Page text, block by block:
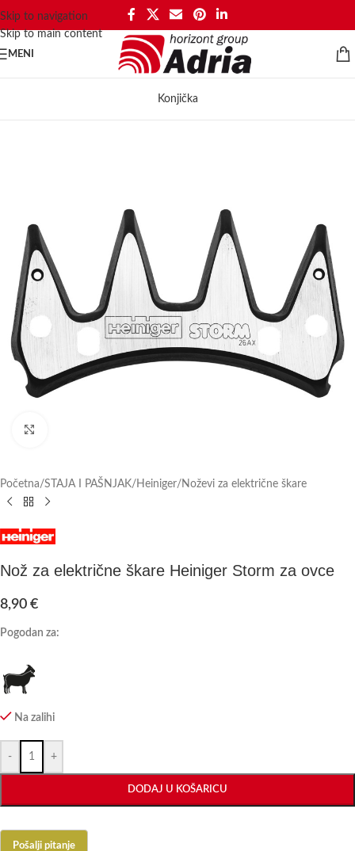
Skip to navigation
Skip to main content
MENI
Konjička
Početna/STAJA I PAŠNJAK/Heiniger/Noževi za električne škare
Nož za električne škare Heiniger Storm za ovce
8,90 €
Pogodan za:
Na zalihi
- +
DODAJ U KOŠARICU